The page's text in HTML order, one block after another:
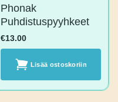
Phonak
Puhdistuspyyhkeet
€13.00